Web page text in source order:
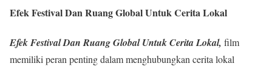
Efek Festival Dan Ruang Global Untuk Cerita Lokal
Efek Festival Dan Ruang Global Untuk Cerita Lokal, film
memiliki peran penting dalam menghubungkan cerita lokal